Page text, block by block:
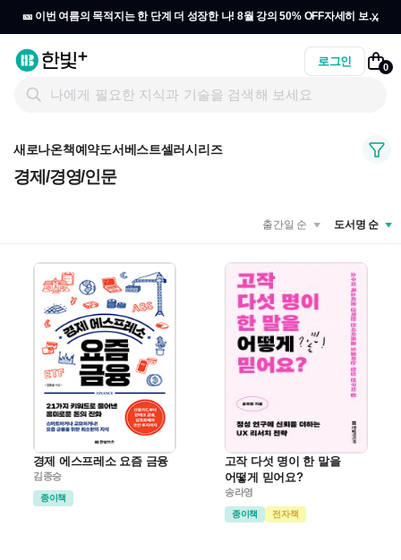
🎫 이번 여름의 목적지는 한 단계 더 성장한 나! 8월 강의 50% OFF자세히 보기
x
로그인 0
새로나온책예약도서베스트셀러시리즈
경제/경영/인문
도서명 순
출간일 순
경제 에스프레소 요즘 금융
김종승
종이책
고작 다섯 명이 한 말을
어떻게 믿어요?
송라영
종이책 전자책